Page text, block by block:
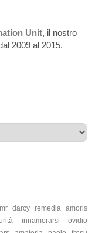
Unit, il nostro
2009 al 2015.
mr darcy
remedia amoris
innamorarsi
ovidio